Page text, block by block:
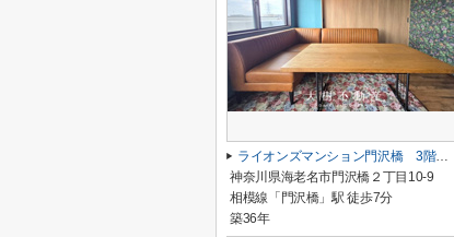
ライオンズマンション門沢橋 3階角住戸
神奈川県海老名市門沢橋２丁目10-9
相模線「門沢橋」駅 徒歩7分
築36年